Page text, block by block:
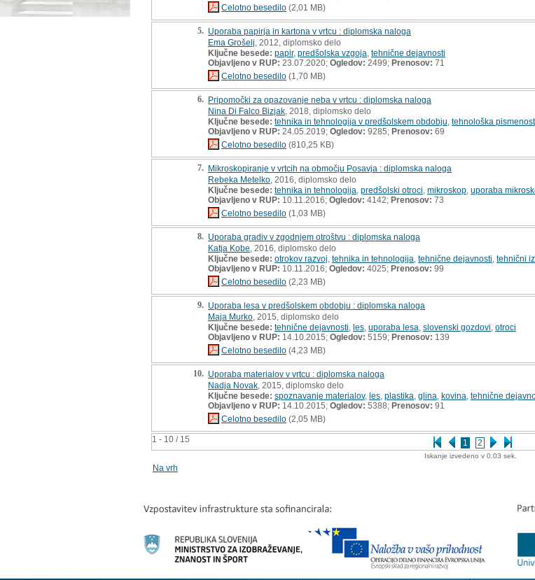
1 - 10 / 15 1 2
Celotno besedilo (2,01 MB)
5. Uporaba papirja in kartona v vrtcu : diplomska naloga
Ema Grošelj , 2012, diplomsko delo
Ključne besede: papir, predšolska vzgoja tehnične dejavnosti
Objavljeno v RUP: 23.07.2020; Ogledov: 2499; Prenosov: 71
Celotno besedilo (1,70 MB)
6. Pripomočki za opazovanje neba v vrtcu : diplomska naloga
Nina Di Falco Bizjak , 2018, diplomsko delo
Ključne besede: tehnika in tehnologija v predšolskem obdobju tehnološka pismenost
Objavljeno v RUP: 24.05.2019; Ogledov: 9285; Prenosov: 69
Celotno besedilo (810,25 KB)
7. Mikroskopiranje v vrtcih na območju Posavja : diplomska naloga
Rebeka Metelko , 2016, diplomsko delo
Ključne besede: tehnika in tehnologija predšolski otroci mikroskop uporaba
Objavljeno v RUP: 10.11.2016; Ogledov: 4142; Prenosov: 73
Celotno besedilo (1,03 MB)
8. Uporaba gradiv v zgodnjem otroštvu : diplomska naloga
Katja Kobe , 2016, diplomsko delo
Ključne besede: otrokov razvoj tehnika in tehnologija tehnične dejavnosti tehnični
Objavljeno v RUP: 10.11.2016; Ogledov: 4025; Prenosov: 99
Celotno besedilo (2,23 MB)
9. Uporaba lesa v predšolskem obdobju : diplomska naloga
Maja Murko , 2015, diplomsko delo
Ključne besede: tehnične dejavnosti les uporaba lesa slovenski gozdovi otroci
Objavljeno v RUP: 14.10.2015; Ogledov: 5159; Prenosov: 139
Celotno besedilo (4,23 MB)
10. Uporaba materialov v vrtcu : diplomska naloga
Nadja Novak , 2015, diplomsko delo
Ključne besede: spoznavanje materialov, les plastika glina kovina tehnične
Objavljeno v RUP: 14.10.2015; Ogledov: 5388; Prenosov: 91
Celotno besedilo (2,05 MB)
Iskanje izvedeno v 0.03 sek.
Na vrh